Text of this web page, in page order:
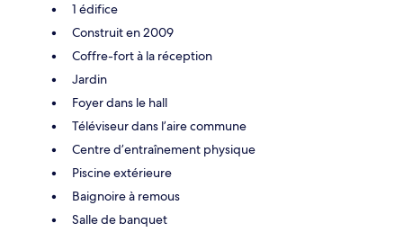
1 édifice
Construit en 2009
Coffre-fort à la réception
Jardin
Foyer dans le hall
Téléviseur dans l’aire commune
Centre d’entraînement physique
Piscine extérieure
Baignoire à remous
Salle de banquet